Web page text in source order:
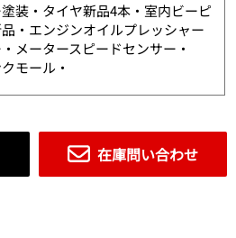
装・タイヤ新品4本・室内ビーピ
・エンジンオイルプレッシャー
メータースピードセンサー・
モール・
在庫問い合わせ